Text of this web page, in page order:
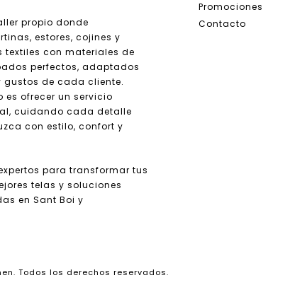
propio donde
estores, cojines y
textiles con materiales de
perfectos, adaptados
de cada cliente.
es ofrecer un servicio
cuidando cada detalle
con estilo, confort y
para transformar tus
telas y soluciones
en Sant Boi y
Promociones
Contacto
Todos los derechos reservados.